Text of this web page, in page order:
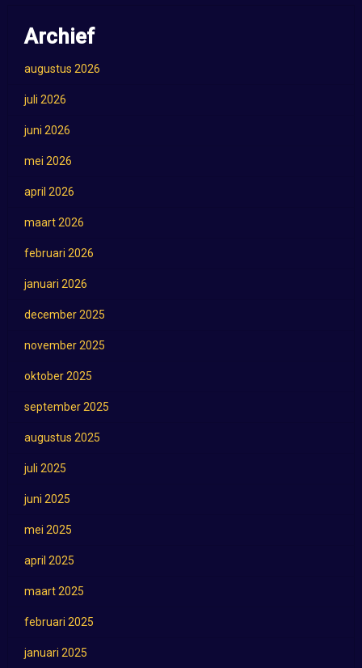
Archief
augustus 2026
juli 2026
juni 2026
mei 2026
april 2026
maart 2026
februari 2026
januari 2026
december 2025
november 2025
oktober 2025
september 2025
augustus 2025
juli 2025
juni 2025
mei 2025
april 2025
maart 2025
februari 2025
januari 2025